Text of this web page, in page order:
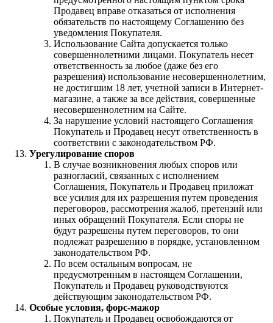
Продавец вправе отказаться от исполнения
обязательств по настоящему Соглашению без
уведомления Покупателя.
Использование Сайта допускается только
совершеннолетними лицами. Покупатель несет
ответственность за любое (даже без его
разрешения) использование несовершеннолетним,
не достигшим 18 лет, учетной записи в Интернет-
магазине, а также за все действия, совершенные
несовершеннолетним на Сайте.
За нарушение условий настоящего Соглашения
Покупатель и Продавец несут ответственность в
соответствии с законодательством РФ.
Урегулирование споров
В случае возникновения любых споров или
разногласий, связанных с исполнением
Соглашения, Покупатель и Продавец приложат
все усилия для их разрешения путем проведения
переговоров, рассмотрения жалоб, претензий или
иных обращений Покупателя. Если споры не
будут разрешены путем переговоров, то они
подлежат разрешению в порядке, установленном
законодательством РФ.
По всем остальным вопросам, не
предусмотренным в настоящем Соглашении,
Покупатель и Продавец руководствуются
действующим законодательством РФ.
Особые условия, форс-мажор
Покупатель и Продавец освобождаются от